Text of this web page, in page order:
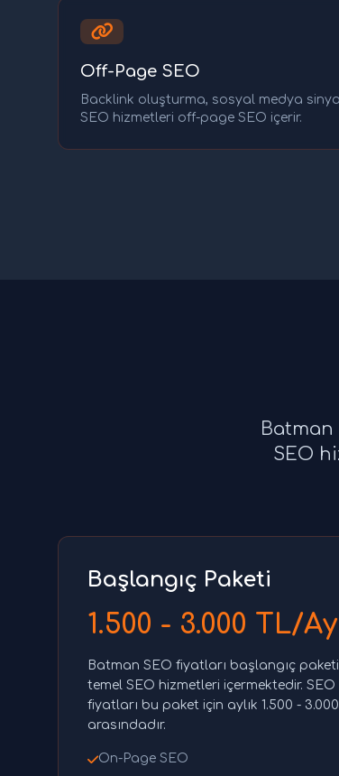
Off-Page SEO
Backlink oluşturma, sosyal medya
SEO hizmetleri off-page SEO içerir.
Batman
SEO
Başlangıç Paketi
1.500 - 3.000 TL/Ay
Batman SEO fiyatları başlangıç paketi
temel SEO hizmetleri içermektedir. SEO
fiyatları bu paket için aylık 1.500 -
arasındadır.
On-Page SEO